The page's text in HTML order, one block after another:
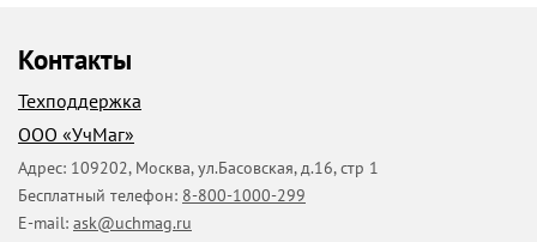
Контакты
Техподдержка
ООО «УчМаг»
Адрес: 109202, Москва,ул.Басовская, д.16, стр 1
Бесплатный телефон: 8-800-1000-299
E-mail: ask@uchmag.ru